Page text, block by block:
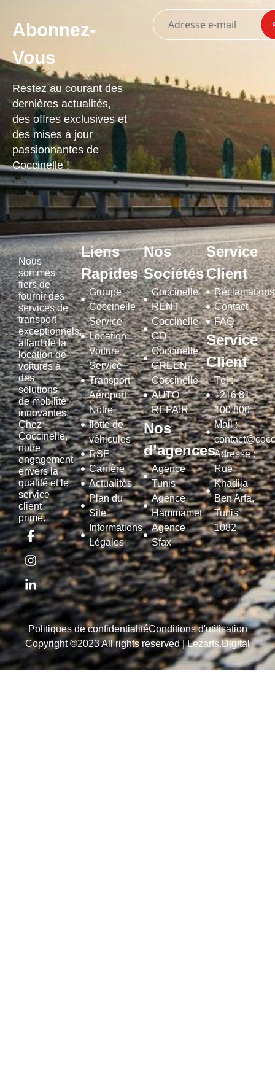
Abonnez-
Vous
Restez au courant des
dernières actualités,
des offres exclusives et
des mises à jour
passionnantes de
Coccinelle !
Nous
sommes
fiers de
fournir des
services de
transport
exceptionnels,
allant de la
location de
voitures à
des
solutions
de mobilité
innovantes.
Chez
Coccinelle,
notre
engagement
envers la
qualité et le
service
client
prime.
Liens
Rapides
Groupe
Coccinelle
Service
Location
Voiture
Service
Transport
Aéroport
Notre
flotte de
véhicules
RSE
Carrière
Actualités
Plan du
Site
Informations
Légales
Nos
Sociétés
Coccinelle
RENT
Coccinelle
GO
Coccinelle
GREEN
Coccinelle
AUTO
REPAIR
Nos
d’agences
Agence
Tunis
Agence
Hammamet
Agence
Sfax
Service
Client
Réclamations
Contact
FAQ
Service
Client
Tél :
+216 81
100 800
Mail :
Adresse :
Rue
Khadija
Ben Arfa,
Tunis
1082
Copyright ©2023 All rights reserved |Lezarts.Digital
Politiques de confidentialitéConditions d'utilisation